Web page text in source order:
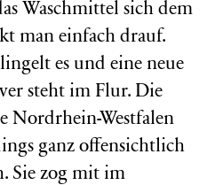
Waschmittel sich dem
man einfach drauf.
es und eine neue
steht im Flur. Die
Nordrhein-Westfalen
ganz offensichtlich
Sie zog mit im